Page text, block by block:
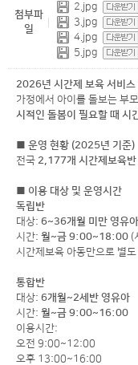
첨부파
일
2.jpg
3.jpg
4.jpg
5.jpg
2026년 시간제 보육 서비스
가정에서 아이를 돌보는 부
시적인 돌봄이 필요할 때 시
■ 운영 현황 (2025년 기준)
전국 2,177개 시간제보육반
■ 이용 대상 및 운영시간
독립반
대상: 6~36개월 미만 영유아
시간: 월~금 9:00~18:00 (
시간제보육 아동만으로 별도
통합반
대상: 6개월~2세반 영유아
시간: 월~금 9:00~16:00
이용시간:
오전 9:00~12:00
오후 13:00~16:00